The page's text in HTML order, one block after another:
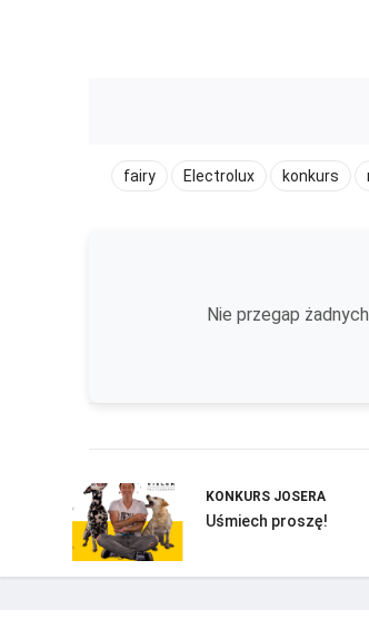
fairy Electrolux konkurs
Nie przegap
KONKURS JOSERA
Uśmiech proszę!